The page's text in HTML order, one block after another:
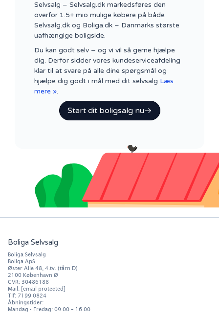
Selvsalg – Selvsalg.dk markedsføres den
overfor 1.5+ mio mulige købere på både
Selvsalg.dk og Boliga.dk – Danmarks største
uafhængige boligside.
Du kan godt selv – og vi vil så gerne hjælpe
dig. Derfor sidder vores kundeserviceafdeling
klar til at svare på alle dine spørgsmål og
hjælpe dig godt i mål med dit selvsalg Læs
mere ».
Start dit boligsalg nu
Boliga Selvsalg
Boliga Selvsalg
Boliga ApS
Øster Alle 48, 4.tv. (tårn D)
2100 København Ø
CVR: 30486188
Mail: [email protected]
Tlf: 7199 0824
Åbningstider:
Mandag - Fredag: 09.00 – 16.00